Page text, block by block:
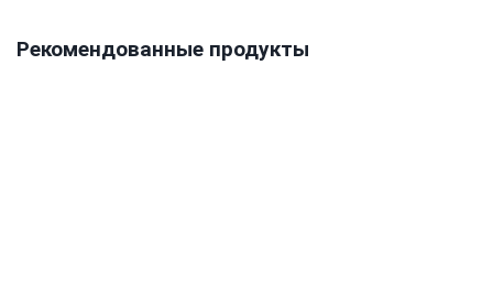
Рекомендованные продукты